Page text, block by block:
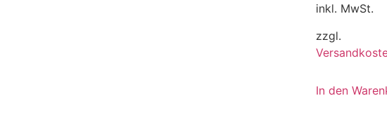
inkl. MwSt.
zzgl.
In den